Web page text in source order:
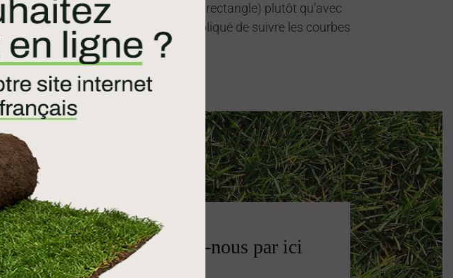
votre terrain est très angulaire (carré, rectangle) plutôt qu’avec
des courbes. En effet, il est plus compliqué de suivre les courbes
rigoureusement avec un épandeur.
Contactez-nous par ici